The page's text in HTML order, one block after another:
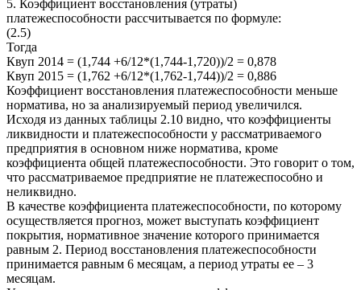
5. Коэффициент восстановления (утраты)
платежеспособности рассчитывается по формуле:
(2.5)
Тогда
Квуп 2014 = (1,744 +6/12*(1,744-1,720))/2 = 0,878
Квуп 2015 = (1,762 +6/12*(1,762-1,744))/2 = 0,886
Коэффициент восстановления платежеспособности меньше
норматива, но за анализируемый период увеличился.
Исходя из данных таблицы 2.10 видно, что коэффициенты
ликвидности и платежеспособности у рассматриваемого
предприятия в основном ниже норматива, кроме
коэффициента общей платежеспособности. Это говорит о том,
что рассматриваемое предприятие не платежеспособно и
неликвидно.
В качестве коэффициента платежеспособности, по которому
осуществляется прогноз, может выступать коэффициент
покрытия, нормативное значение которого принимается
равным 2. Период восстановления платежеспособности
принимается равным 6 месяцам, а период утраты ее – 3
месяцам.